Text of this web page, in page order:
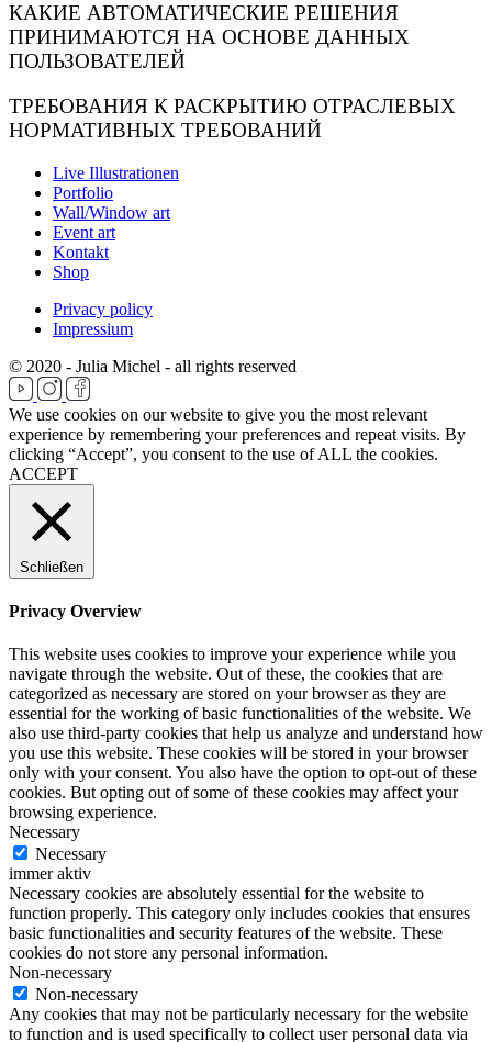
КАКИЕ АВТОМАТИЧЕСКИЕ РЕШЕНИЯ
ПРИНИМАЮТСЯ НА ОСНОВЕ ДАННЫХ
ПОЛЬЗОВАТЕЛЕЙ
ТРЕБОВАНИЯ К РАСКРЫТИЮ ОТРАСЛЕВЫХ
НОРМАТИВНЫХ ТРЕБОВАНИЙ
Live Illustrationen
Portfolio
Wall/Window art
Event art
Kontakt
Shop
Privacy policy
Impressium
© 2020 - Julia Michel - all rights reserved
We use cookies on our website to give you the most relevant
experience by remembering your preferences and repeat visits. By
clicking “Accept”, you consent to the use of ALL the cookies.
ACCEPT
Schließen
Privacy Overview
This website uses cookies to improve your experience while you
navigate through the website. Out of these, the cookies that are
categorized as necessary are stored on your browser as they are
essential for the working of basic functionalities of the website. We
also use third-party cookies that help us analyze and understand how
you use this website. These cookies will be stored in your browser
only with your consent. You also have the option to opt-out of these
cookies. But opting out of some of these cookies may affect your
browsing experience.
Necessary
Necessary
immer aktiv
Necessary cookies are absolutely essential for the website to
function properly. This category only includes cookies that ensures
basic functionalities and security features of the website. These
cookies do not store any personal information.
Non-necessary
Non-necessary
Any cookies that may not be particularly necessary for the website
to function and is used specifically to collect user personal data via